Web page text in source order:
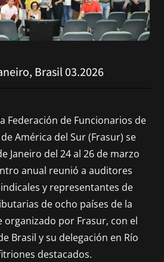
Brasil 03.2026
Federación de Funcionarios de
América del Sur (Frasur) se
Janeiro del 24 al 26 de marzo
anual reunió a auditores
y representantes de
de ocho países de la
organizado por Frasur, con el
Brasil y su delegación en Río
destacados.